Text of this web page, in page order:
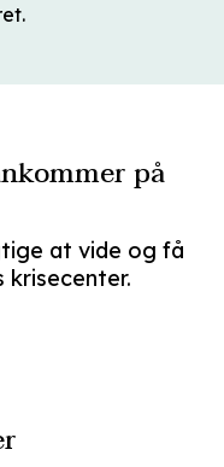
på
at vide og få
krisecenter.